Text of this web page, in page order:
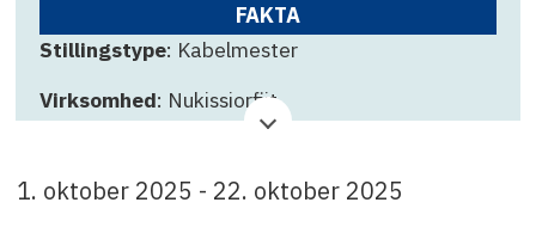
FAKTA
Stillingstype: Kabelmester
Virksomhed: Nukissiorfiit
Kontakt: Reginald Peter Jensen pr. telefonisk
1. oktober 2025 - 22. oktober 2025